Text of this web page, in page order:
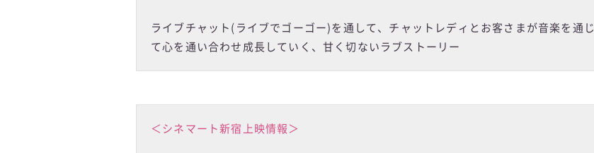
ライブチャット(ライブでゴーゴー)を通して、チャットレディとお客さまが音楽を通じ
て心を通い合わせ成長していく、甘く切ないラブストーリー
＜シネマート新宿上映情報＞